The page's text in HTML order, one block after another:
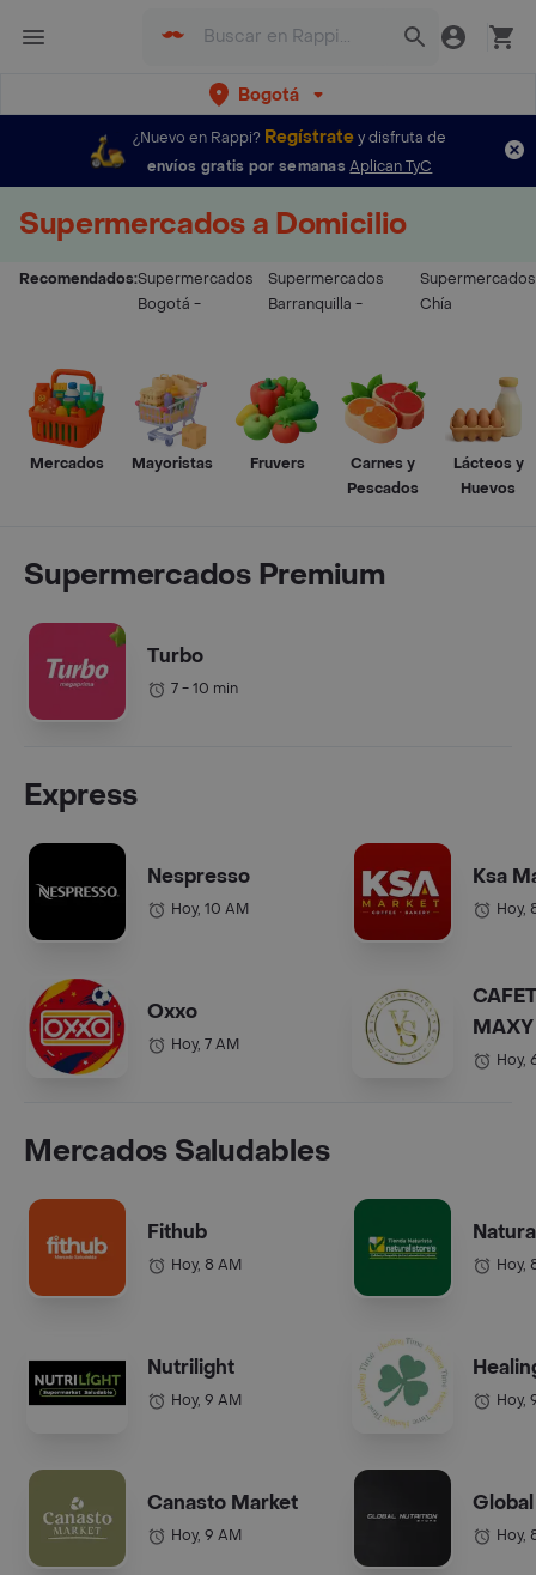
Bogotá
¿Nuevo en Rappi? Regístratey disfruta de
envíos gratis por semanas Aplican TyC
Supermercados a Domicilio
Recomendados:Supermercados
Bogotá -
Supermercados
Barranquilla -
Supermercados
Chía
Mercados Mayoristas Fruvers
Carnes y
Pescados
Lácteos y
Huevos
Supermercados Premium
Turbo
7 - 10 min
Express
Nespresso
Hoy, 10 AM
Oxxo
Hoy, 7 AM
Ksa
Hoy,
COL.).
Hoy,
Mercados Saludables
Fithub
Hoy, 8 AM
Nutrilight
Hoy, 9 AM
Canasto Market
Hoy, 9 AM
Hoy,
Hoy,
Hoy,